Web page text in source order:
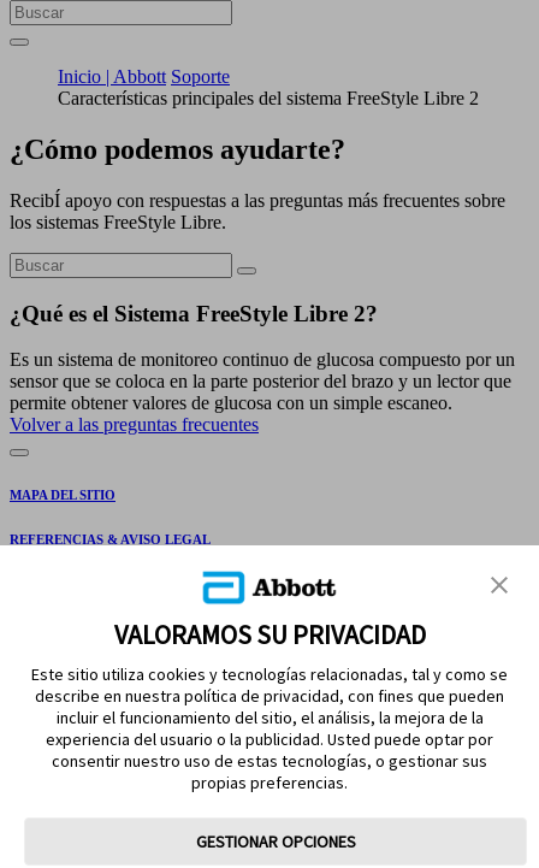
Inicio | Abbott Soporte
Características principales del sistema FreeStyle Libre 2
¿Cómo podemos ayudarte?
RecibÍ apoyo con respuestas a las preguntas más frecuentes sobre
los sistemas FreeStyle Libre.
¿Qué es el Sistema FreeStyle Libre 2?
Es un sistema de monitoreo continuo de glucosa compuesto por un
sensor que se coloca en la parte posterior del brazo y un lector que
permite obtener valores de glucosa con un simple escaneo.
Volver a las preguntas frecuentes
MAPA DEL SITIO
REFERENCIAS & AVISO LEGAL
VALORAMOS SU PRIVACIDAD
Este sitio utiliza cookies y tecnologías relacionadas, tal y como se
describe en nuestra política de privacidad, con fines que pueden
incluir el funcionamiento del sitio, el análisis, la mejora de la
experiencia del usuario o la publicidad. Usted puede optar por
consentir nuestro uso de estas tecnologías, o gestionar sus
propias preferencias.
GESTIONAR OPCIONES